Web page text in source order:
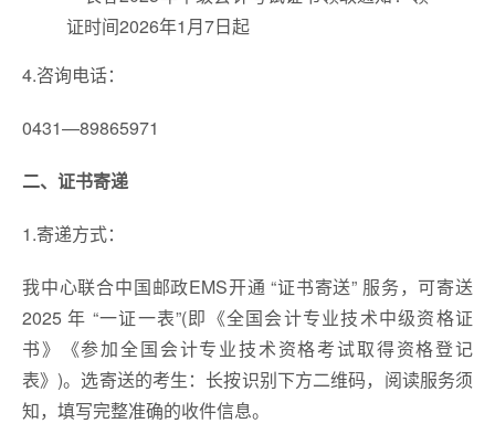
4.咨询电话：
0431—89865971
二、证书寄递
1.寄递方式：
我中心联合中国邮政EMS开通 “证书寄送” 服务，可寄送
2025 年 “一证一表”(即《全国会计专业技术中级资格证
书》《参加全国会计专业技术资格考试取得资格登记
表》)。选寄送的考生：长按识别下方二维码，阅读服务须
知，填写完整准确的收件信息。